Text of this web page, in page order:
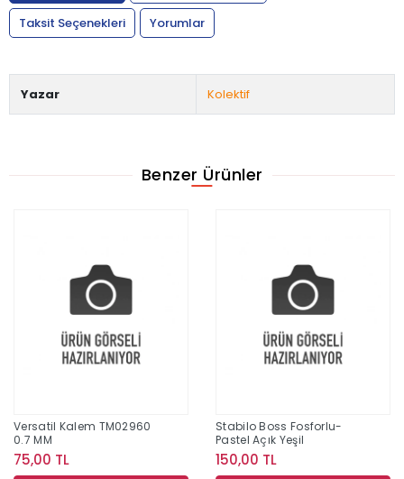
Taksit Seçenekleri
Yorumlar
Yazar Kolektif
Benzer Ürünler
Versatil Kalem TM02960
0.7 MM
75,00 TL
Stabilo Boss Fosforlu-
Pastel Açık Yeşil
150,00 TL